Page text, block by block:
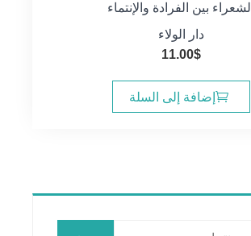
الشعراء بين الفرادة والإنتماء
دار الولاء
11.00$
إضافة إلى السلة